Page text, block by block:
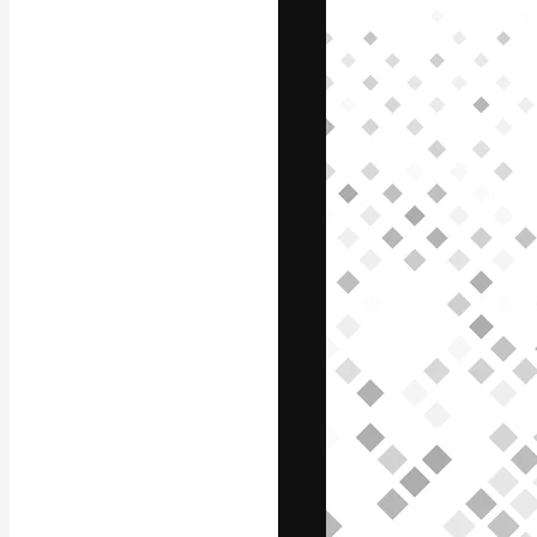
La
migliori lavori.
creativi,
Italiano
Copyright © 2010-